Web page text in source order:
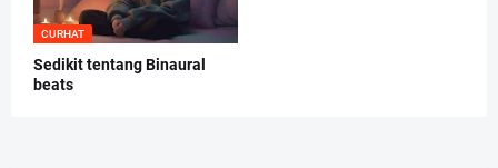
CURHAT
Sedikit tentang Binaural
beats